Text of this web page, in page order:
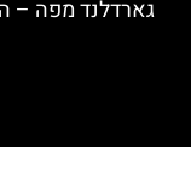
גארדלנד מפה –